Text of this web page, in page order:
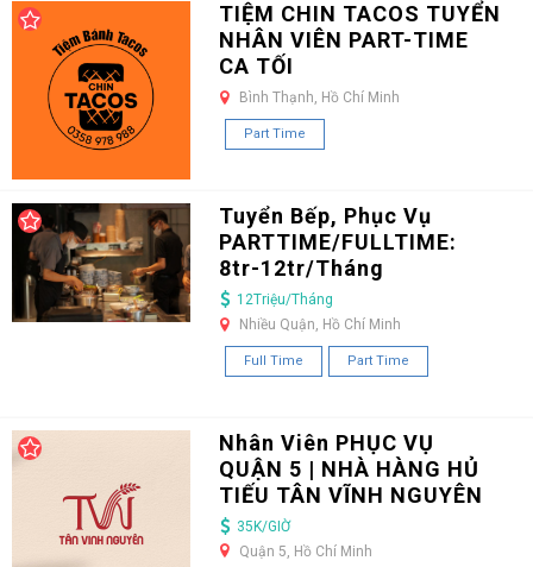
TIỆM CHIN TACOS TUYỂN
NHÂN VIÊN PART-TIME
CA TỐI
Bình Thạnh, Hồ Chí Minh
Part Time
Tuyển Bếp, Phục Vụ
PARTTIME/FULLTIME:
8tr-12tr/Tháng
12Triệu/Tháng
Nhiều Quận, Hồ Chí Minh
Full Time Part Time
Nhân Viên PHỤC VỤ
QUẬN 5 | NHÀ HÀNG HỦ
TIẾU TÂN VĨNH NGUYÊN
35K/GIỜ
Quận 5, Hồ Chí Minh